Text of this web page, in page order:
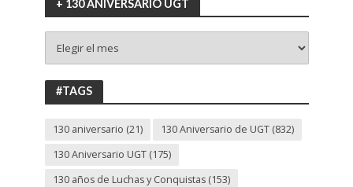
+ 130 ANIVERSARIO UGT
130
ANIVERSARIO
UGT
#TAGS
130 aniversario (21) 130 Aniversario de UGT(832)
130 Aniversario UGT(175)
130 años de Luchas y Conquistas(153)